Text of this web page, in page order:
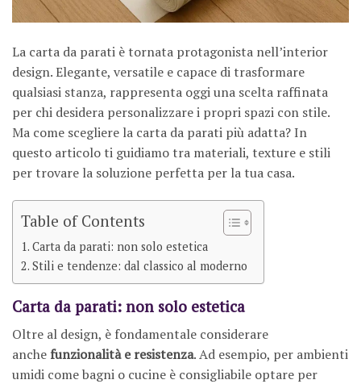
La carta da parati è tornata protagonista nell’interior
design. Elegante, versatile e capace di trasformare
qualsiasi stanza, rappresenta oggi una scelta raffinata
per chi desidera personalizzare i propri spazi con stile.
Ma come scegliere la carta da parati più adatta? In
questo articolo ti guidiamo tra materiali, texture e stili
per trovare la soluzione perfetta per la tua casa.
Table of Contents
Carta da parati: non solo estetica
Stili e tendenze: dal classico al moderno
Carta da parati: non solo estetica
Oltre al design, è fondamentale considerare
anchefunzionalità e resistenza. Ad esempio, per ambienti
umidi come bagni o cucine è consigliabile optare per